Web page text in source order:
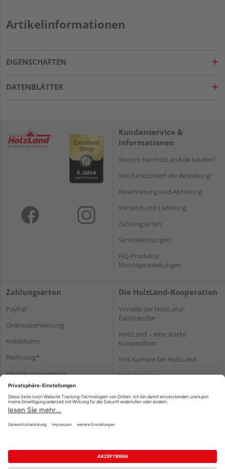
Artikelinformationen
EIGENSCHAFTEN
DATENBLÄTTER
Kundenservice &
Informationen
Warum bei HolzLand.de kaufen?
Wie funktioniert die Bestellung?
Reservierung und Abholung
Versand und Lieferung
Zahlungsarten
Serviceleistungen
HQ-Produkte:
Montageanleitungen
Zahlungsarten
PayPal
Onlineüberweisung
Kreditkarte
Rechnung*
*Bonität vorausgesetzt
Die HolzLand-Kooperation
Vorteile der HolzLand-
Fachhändler
HolzLand – eine starke
Kooperation
Ihre Karriere bei HolzLand
Holz-Lexikon
Impressum Datenschutz
Nutzungsbedingungen
Barrierefreiheitserklärung
Vertrag widerrufen